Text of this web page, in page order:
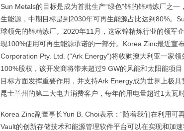
Sun Metals的目标是成为首批生产“绿色”锌的锌精炼厂之
生能源，中期目标是到2030年可再生能源占比达到80%。
球领先的锌精炼厂。2020年11月，这家锌精炼行业的领军
现100%使用可再生能源承诺的一部分。Korea Zinc最近宣
Corporation Pty. Ltd. (“Ark Energy”)将收购澳大利亚一家
100%股权，该开发商将带来超过9 GW的风能和太阳能项
目标方面发挥重要作用，并支持Ark Energy成为世界上极
昆士兰州的第二大电力消费客户，每年的用电量超过1太瓦时
Korea Zinc副董事长Yun B. Choi表示：“随着我们在利用
Vault的创新存储技术和能源管理软件平台可以在实现和加